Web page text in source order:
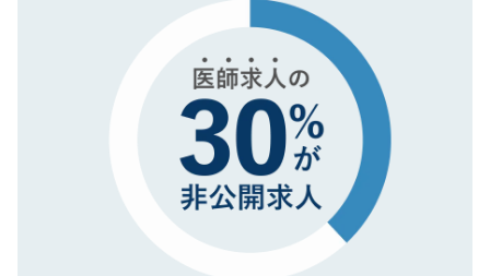
で、機密保持に関してもご安心ください。